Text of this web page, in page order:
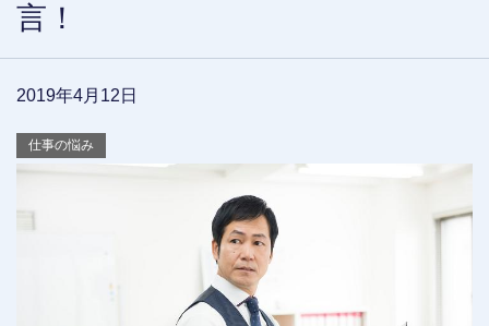
言！
2019年4月12日
仕事の悩み